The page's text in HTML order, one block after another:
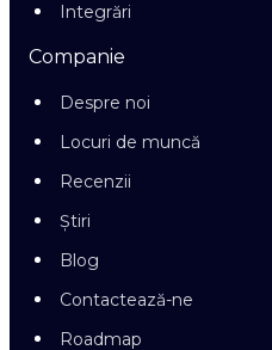
Integrări
Companie
Despre noi
Locuri de muncă
Recenzii
Știri
Blog
Contactează-ne
Roadmap